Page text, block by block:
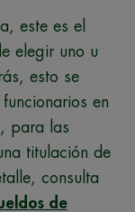
este es el
elegir uno u
esto se
en
para las
titulación de
consulta
de